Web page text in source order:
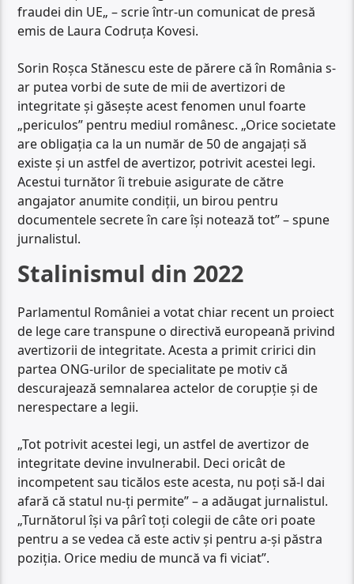
fraudei din UE„ – scrie într-un comunicat de presă
emis de Laura Codruța Kovesi.
Sorin Roșca Stănescu este de părere că în România s-
ar putea vorbi de sute de mii de avertizori de
integritate și găsește acest fenomen unul foarte
„periculos” pentru mediul românesc. „Orice societate
are obligația ca la un număr de 50 de angajați să
existe și un astfel de avertizor, potrivit acestei legi.
Acestui turnător îi trebuie asigurate de către
angajator anumite condiții, un birou pentru
documentele secrete în care își notează tot” – spune
jurnalistul.
Stalinismul din 2022
Parlamentul României a votat chiar recent un proiect
de lege care transpune o directivă europeană privind
avertizorii de integritate. Acesta a primit cririci din
partea ONG-urilor de specialitate pe motiv că
descurajează semnalarea actelor de corupție și de
nerespectare a legii.
„Tot potrivit acestei legi, un astfel de avertizor de
integritate devine invulnerabil. Deci oricât de
incompetent sau ticălos este acesta, nu poți să-l dai
afară că statul nu-ți permite” – a adăugat jurnalistul.
„Turnătorul își va pârî toți colegii de câte ori poate
pentru a se vedea că este activ și pentru a-și păstra
poziția. Orice mediu de muncă va fi viciat”.